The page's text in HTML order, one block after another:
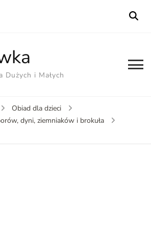
Dużych i Małych
Obiad dla dzieci
dyni, ziemniaków i brokuła